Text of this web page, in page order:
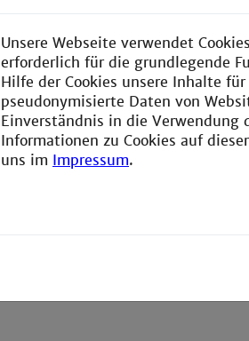
Full manuscripts will be
Unsere Webseite verwendet
erforderlich für die grundlegende
Hilfe der Cookies unsere Inhalte
pseudonymisierte Daten von
Einverständnis in die Verwendung
Informationen zu Cookies auf
uns im Impressum.